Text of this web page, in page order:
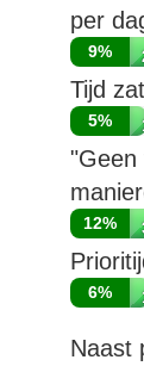
per
9%
Tijd
5%
"Geen
12%
6%
Naast